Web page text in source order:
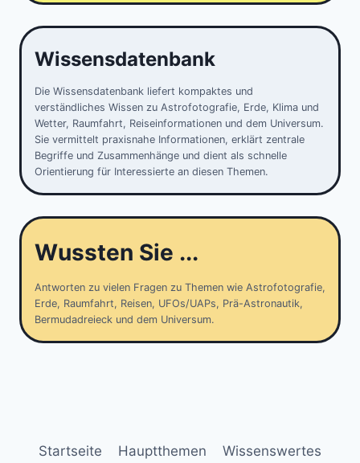
Wissensdatenbank
Die Wissensdatenbank liefert kompaktes und
verständliches Wissen zu Astrofotografie, Erde, Klima und
Wetter, Raumfahrt, Reiseinformationen und dem Universum.
Sie vermittelt praxisnahe Informationen, erklärt zentrale
Begriffe und Zusammenhänge und dient als schnelle
Orientierung für Interessierte an diesen Themen.
Wussten Sie ...
Antworten zu vielen Fragen zu Themen wie Astrofotografie,
Erde, Raumfahrt, Reisen, UFOs/UAPs, Prä-Astronautik,
Bermudadreieck und dem Universum.
Startseite Hauptthemen Wissenswertes